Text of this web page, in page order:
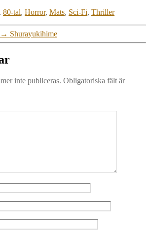
, 80-tal, Horror, Mats, Sci-Fi, Thriller
→ Shurayukihime
inte publiceras. Obligatoriska fält är